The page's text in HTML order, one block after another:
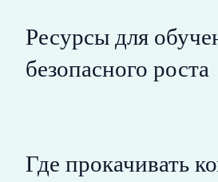
Ресурсы для
безопасного роста
Где прокачивать